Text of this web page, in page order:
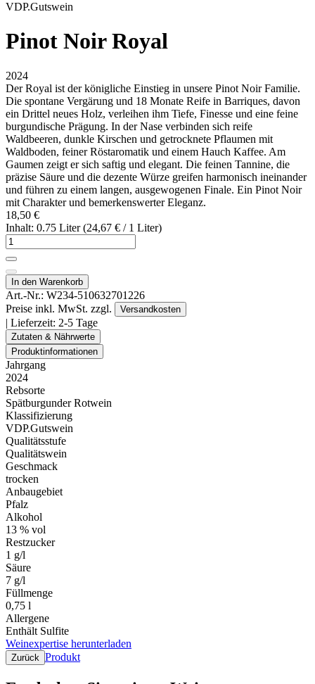
VDP.Gutswein
Pinot Noir Royal
2024
Der Royal ist der königliche Einstieg in unsere Pinot Noir Familie.
Die spontane Vergärung und 18 Monate Reife in Barriques, davon
ein Drittel neues Holz, verleihen ihm Tiefe, Finesse und eine feine
burgundische Prägung. In der Nase verbinden sich reife
Waldbeeren, dunkle Kirschen und getrocknete Pflaumen mit
Waldboden, feiner Röstaromatik und einem Hauch Kaffee. Am
Gaumen zeigt er sich saftig und elegant. Die feinen Tannine, die
präzise Säure und die dezente Würze greifen harmonisch ineinander
und führen zu einem langen, ausgewogenen Finale. Ein Pinot Noir
mit Charakter und bemerkenswerter Eleganz.
18,50 €
Inhalt: 0.75 Liter (24,67 € / 1 Liter)
In den Warenkorb
Art.-Nr.: W234-510632701226
Preise inkl. MwSt. zzgl.
Versandkosten
| Lieferzeit: 2-5 Tage
Zutaten & Nährwerte
Produktinformationen
Jahrgang
2024
Rebsorte
Spätburgunder Rotwein
Klassifizierung
VDP.Gutswein
Qualitätsstufe
Qualitätswein
Geschmack
trocken
Anbaugebiet
Pfalz
Alkohol
13 % vol
Restzucker
1 g/l
Säure
7 g/l
Füllmenge
0,75 l
Allergene
Enthält Sulfite
Weinexpertise herunterladen
Zurück Produkt